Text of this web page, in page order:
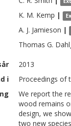
K. M. Kemp |
A. J. Jamieson |
Thomas G.
2013
i
Proceedings of
We report the
wood remains
design, we
two new